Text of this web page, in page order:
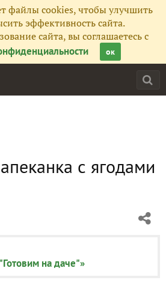
файлы cookies, чтобы улучшить
эффективность сайта.
сайта, вы соглашаетесь с
ок
с ягодами
на даче"»